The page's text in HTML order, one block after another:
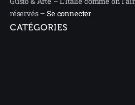
réservés –Se connecter
CATÉGORIES